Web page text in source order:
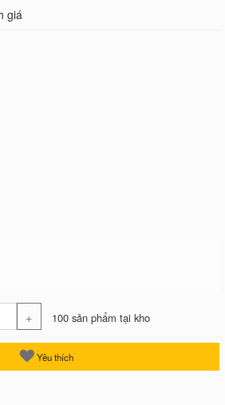
giá
+ 100 sản phẩm tại kho
Yêu thích